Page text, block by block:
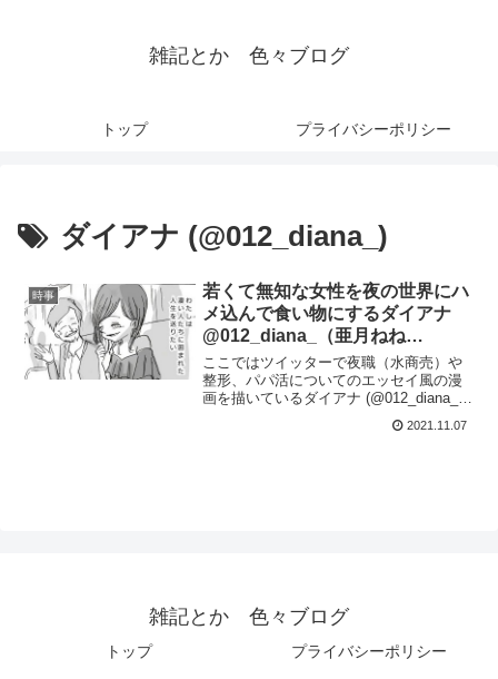
雑記とか 色々ブログ
トップ プライバシーポリシー
ダイアナ (@012_diana_)
時事
若くて無知な女性を夜の世界にハ
メ込んで食い物にするダイアナ
@012_diana_（亜月ねね
@azuki_nene）のtwitter漫画が
鬼畜で面白い件
ここではツイッターで夜職（水商売）や
整形、パパ活についてのエッセイ風の漫
画を描いているダイアナ (@012_diana_)
についてまとめました。整形、お金、パ
パ活、といった人間の業をありった詰め
2021.11.07
雑記とか 色々ブログ
トップ プライバシーポリシー